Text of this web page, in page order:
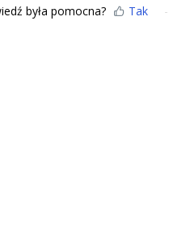
była pomocna? Tak